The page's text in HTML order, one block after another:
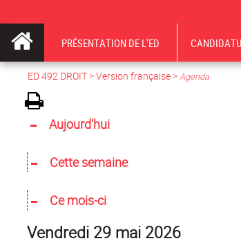
PRÉSENTATION DE L'ED
ED 492 DROIT>Version française>Agenda
Aujourd'hui
Cette semaine
Ce mois-ci
vendredi 29 mai 2026